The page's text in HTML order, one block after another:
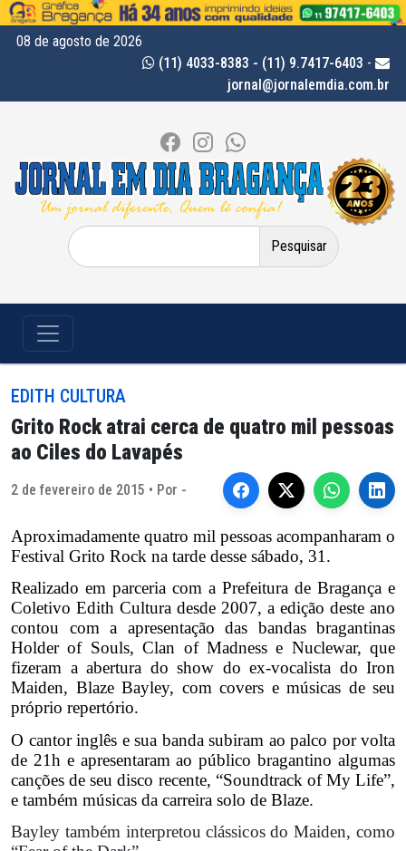
08 de agosto de 2026
(11) 4033-8383 - (11) 9.7417-6403 -
jornal@jornalemdia.com.br
Pesquisar
por:
EDITH CULTURA
Grito Rock atrai cerca de quatro mil pessoas
ao Ciles do Lavapés
2 de fevereiro de 2015 • Por -
Aproximadamente quatro mil pessoas acompanharam o
Festival Grito Rock na tarde desse sábado, 31.
Realizado em parceria com a Prefeitura de Bragança e
Coletivo Edith Cultura desde 2007, a edição deste ano
contou com a apresentação das bandas bragantinas
Holder of Souls, Clan of Madness e Nuclewar, que
fizeram a abertura do show do ex-vocalista do Iron
Maiden, Blaze Bayley, com covers e músicas de seu
próprio repertório.
O cantor inglês e sua banda subiram ao palco por volta
de 21h e apresentaram ao público bragantino algumas
canções de seu disco recente, “Soundtrack of My Life”,
e também músicas da carreira solo de Blaze.
Bayley também interpretou clássicos do Maiden, como